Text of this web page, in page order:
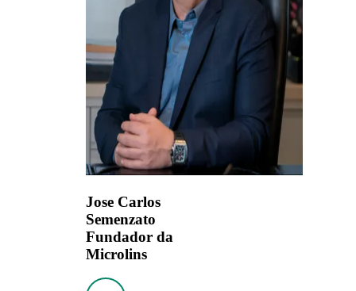
Jose Carlos
Semenzato
Fundador da
Microlins